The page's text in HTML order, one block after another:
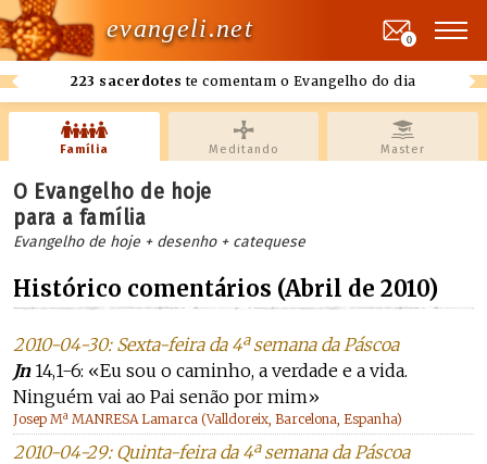
evangeli.net
223 sacerdotes te comentam o Evangelho do dia
0
Família Meditando Master
O Evangelho de hoje
para a família
Evangelho de hoje + desenho + catequese
Histórico comentários (Abril de 2010)
2010-04-30: Sexta-feira da 4ª semana da Páscoa
Jn14,1-6: «Eu sou o caminho, a verdade e a vida.
Ninguém vai ao Pai senão por mim»
Josep Mª MANRESA Lamarca (Valldoreix, Barcelona, Espanha)
2010-04-29: Quinta-feira da 4ª semana da Páscoa